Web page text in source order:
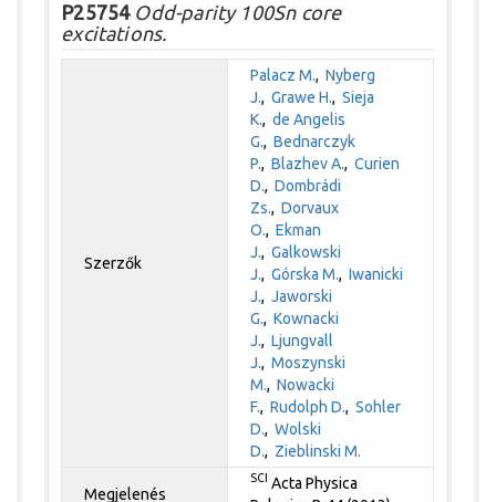
P25754Odd-parity 100Sn core
excitations.
Szerzők
Palacz M.,Nyberg
J.,Grawe H.,Sieja
K.,de Angelis
G.,Bednarczyk
P.,Blazhev A.,Curien
D.,Dombrádi
Zs.,Dorvaux
O.,Ekman
J.,Galkowski
J.,Górska M.,Iwanicki
J.,Jaworski
G.,Kownacki
J.,Ljungvall
J.,Moszynski
M.,Nowacki
F.,Rudolph D.,Sohler
D.,Wolski
D., Zieblinski M.
Megjelenés
SCI Acta Physica